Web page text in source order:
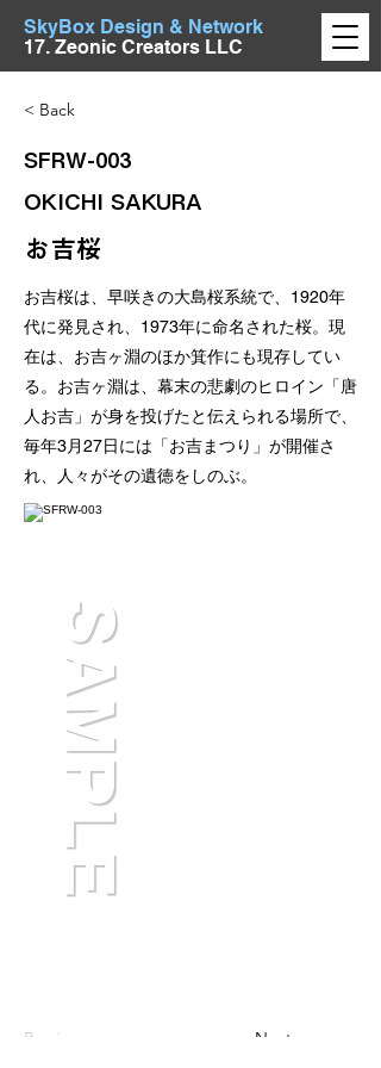
17. Zeonic Creators LLC
SkyBox Design & Network
< Back
SFRW-003
OKICHI SAKURA
お吉桜
お吉桜は、早咲きの大島桜系統で、1920年
代に発見され、1973年に命名された桜。現
在は、お吉ヶ淵のほか箕作にも現存してい
る。お吉ヶ淵は、幕末の悲劇のヒロイン「唐
人お吉」が身を投げたと伝えられる場所で、
毎年3月27日には「お吉まつり」が開催さ
れ、人々がその遺徳をしのぶ。
Previous Next